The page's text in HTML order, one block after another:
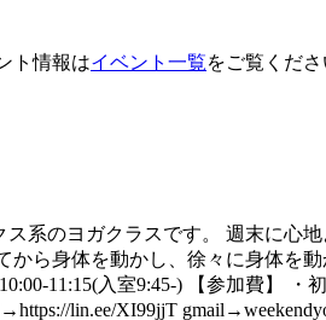
ト情報はイベント一覧をご覧くださ
系のヨガクラスです。 週末に心
ら身体を動かし、徐々に身体を
11:15(入室9:45-) 【参加費】 ・
lin.ee/XI99jjT